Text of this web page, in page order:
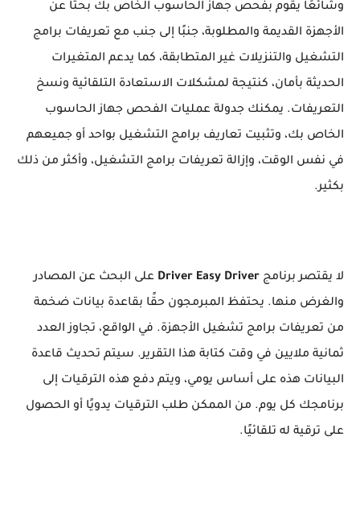
وشائعًا يقوم بفحص جهاز الحاسوب الخاص بك بحثًا عن
الأجهزة القديمة والمطلوبة، جنبًا إلى جنب مع تعريفات برامج
التشغيل والتنزيلات غير المتطابقة، كما يدعم المتغيرات
الحديثة بأمان، كنتيجة لمشكلات الاستعادة التلقائية ونسخ
التعريفات. يمكنك جدولة عمليات الفحص جهاز الحاسوب
الخاص بك، وتثبيت تعاريف برامج التشغيل بواحد أو جميعهم
في نفس الوقت، وإزالة تعريفات برامج التشغيل، وأكثر من ذلك
بكثير.
لا يقتصر برنامج Driver Easy Driver على البحث عن المصادر
والغرض منها. يحتفظ المبرمجون حقًا بقاعدة بيانات ضخمة
من تعريفات برامج تشغيل الأجهزة. في الواقع، تجاوز العدد
ثمانية ملايين في وقت كتابة هذا التقرير. سيتم تحديث قاعدة
البيانات هذه على أساس يومي، ويتم دفع هذه الترقيات إلى
برنامجك كل يوم. من الممكن طلب الترقيات يدويًا أو الحصول
على ترقية له تلقائيًا.